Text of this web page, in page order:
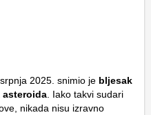
2025. snimio je bljesak
asteroida . Iako takvi sudari
nikada nisu izravno